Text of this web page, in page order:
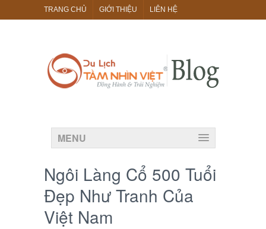
TRANG CHỦ GIỚI THIỆU LIÊN HỆ
MENU
Ngôi Làng Cổ 500 Tuổi
Đẹp Như Tranh Của
Việt Nam